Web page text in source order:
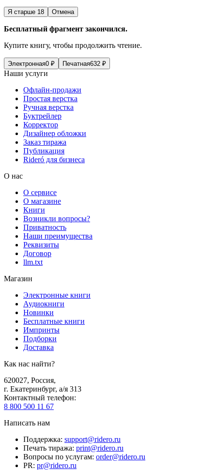
Я старше 18 Отмена
Бесплатный фрагмент закончился.
Купите книгу, чтобы продолжить чтение.
Электронная0 ₽ Печатная632 ₽
Наши услуги
Офлайн-продажи
Простая верстка
Ручная верстка
Буктрейлер
Корректор
Дизайнер обложки
Заказ тиража
Публикация
Rideró для бизнеса
О нас
О сервисе
О магазине
Книги
Возникли вопросы?
Приватность
Наши преимущества
Реквизиты
Договор
llm.txt
Магазин
Электронные книги
Аудиокниги
Новинки
Бесплатные книги
Импринты
Подборки
Доставка
Как нас найти?
620027, Россия,
г. Екатеринбург, а/я 313
Контактный телефон:
8 800 500 11 67
Написать нам
Поддержка: support@ridero.ru
Печать тиража: print@ridero.ru
Вопросы по услугам: order@ridero.ru
PR: pr@ridero.ru